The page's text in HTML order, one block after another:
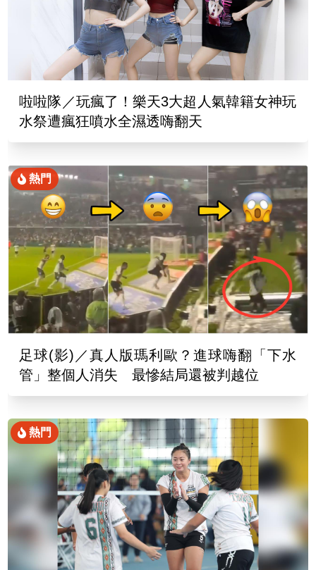
啦啦隊／玩瘋了！樂天3大超人氣韓籍女神玩
水祭遭瘋狂噴水全濕透嗨翻天
熱門
足球(影)／真人版瑪利歐？進球嗨翻「下水
管」整個人消失 最慘結局還被判越位
熱門